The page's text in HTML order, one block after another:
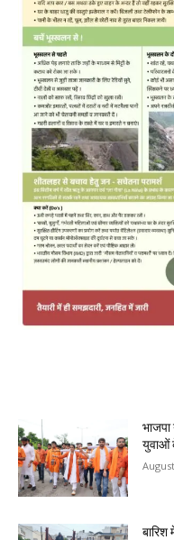
भाजपा
युवाओं